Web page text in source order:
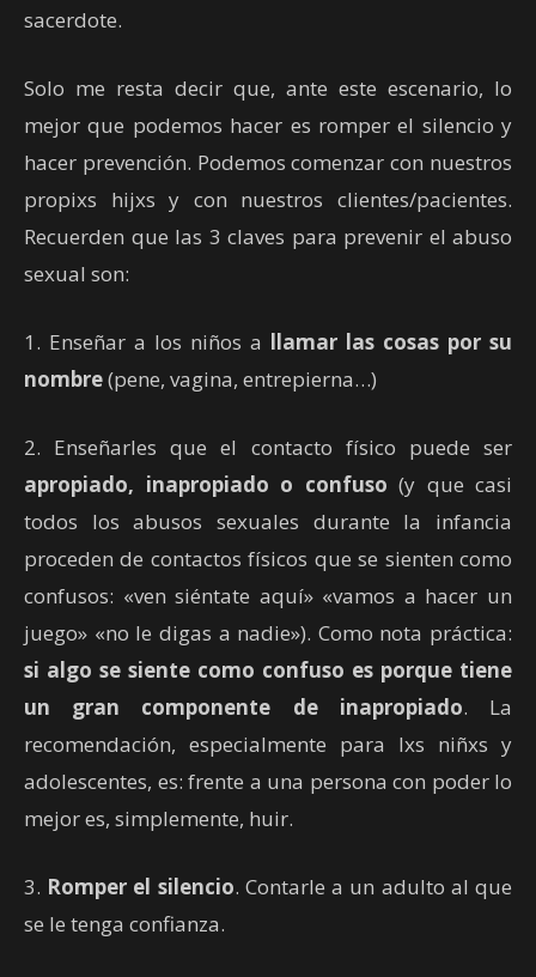
sacerdote.
Solo me resta decir que, ante este escenario, lo
mejor que podemos hacer es romper el silencio y
hacer prevención. Podemos comenzar con nuestros
propixs hijxs y con nuestros clientes/pacientes.
Recuerden que las 3 claves para prevenir el abuso
sexual son:
1. Enseñar a los niños a llamar las cosas por su
nombre(pene, vagina, entrepierna…)
2. Enseñarles que el contacto físico puede ser
apropiado, inapropiado o confuso (y que casi
todos los abusos sexuales durante la infancia
proceden de contactos físicos que se sienten como
confusos: «ven siéntate aquí» «vamos a hacer un
juego» «no le digas a nadie»). Como nota práctica:
si algo se siente como confuso es porque tiene
un gran componente de inapropiado. La
recomendación, especialmente para lxs niñxs y
adolescentes, es: frente a una persona con poder lo
mejor es, simplemente, huir.
3. Romper el silencio. Contarle a un adulto al que
se le tenga confianza.